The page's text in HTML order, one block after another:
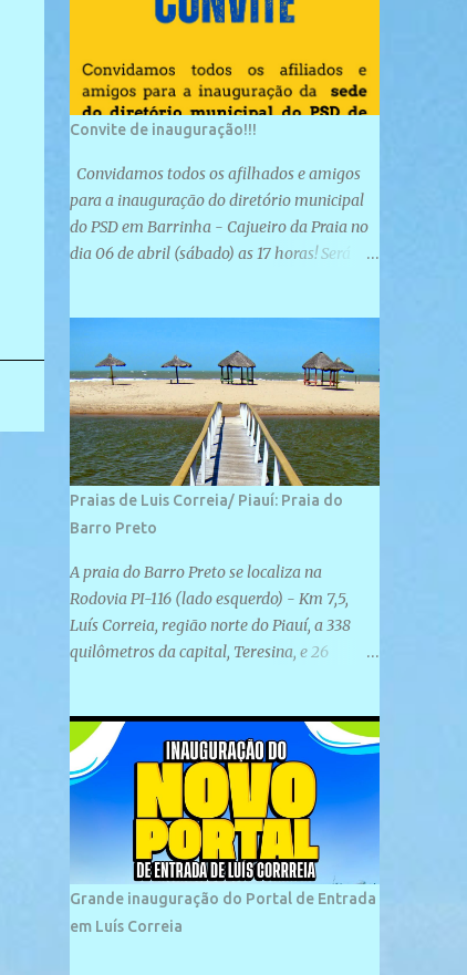
Convite de inauguração!!!
Convidamos todos os afilhados e amigos
para a inauguração do diretório municipal
do PSD em Barrinha - Cajueiro da Praia no
dia 06 de abril (sábado) as 17 horas! Será
localizada na Rua São José, 98 Barrinha -
Cajueiro da Praia.
Praias de Luis Correia/ Piauí: Praia do
Barro Preto
A praia do Barro Preto se localiza na
Rodovia PI-116 (lado esquerdo) - Km 7,5,
Luís Correia, região norte do Piauí, a 338
quilômetros da capital, Teresina, e 26
plana e retilínea na maior parte de sua
extensão, chegando a mais ou menos a 1,5
km de paisagens exuberantes. Possui ondas
suaves devido ao extensivo molhe de pedras
que não chegam a 2 metros de altura, não
apresentando dunas em seu espaço
geográfico. Não se sabe ao certo porque a
praia leva esse nome, e muitas das suas
Grande inauguração do Portal de Entrada
em Luís Correia